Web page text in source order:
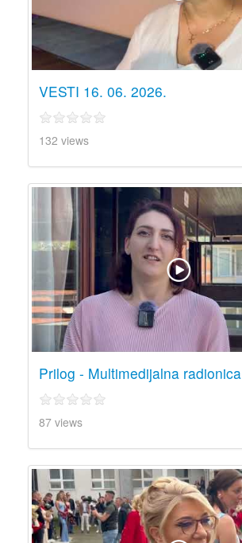
VESTI 16. 06. 2026.
132 views
Prilog - Multimedijalna radionica
87 views